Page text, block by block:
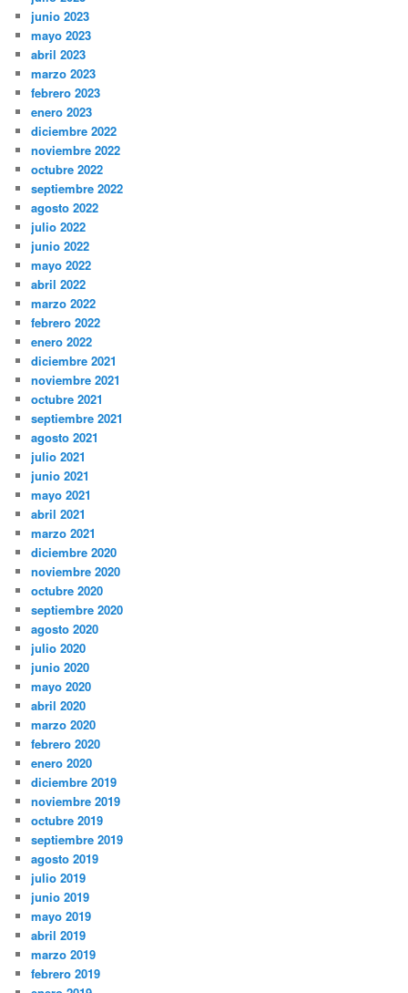
junio 2023
mayo 2023
abril 2023
marzo 2023
febrero 2023
enero 2023
diciembre 2022
noviembre 2022
octubre 2022
septiembre 2022
agosto 2022
julio 2022
junio 2022
mayo 2022
abril 2022
marzo 2022
febrero 2022
enero 2022
diciembre 2021
noviembre 2021
octubre 2021
septiembre 2021
agosto 2021
julio 2021
junio 2021
mayo 2021
abril 2021
marzo 2021
diciembre 2020
noviembre 2020
octubre 2020
septiembre 2020
agosto 2020
julio 2020
junio 2020
mayo 2020
abril 2020
marzo 2020
febrero 2020
enero 2020
diciembre 2019
noviembre 2019
octubre 2019
septiembre 2019
agosto 2019
julio 2019
junio 2019
mayo 2019
abril 2019
marzo 2019
febrero 2019